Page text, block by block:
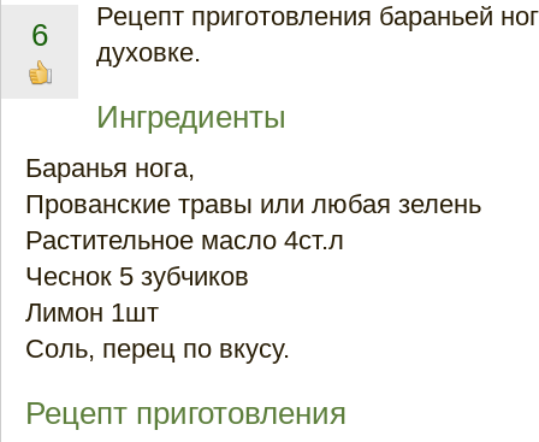
6
Рецепт приготовления бараньей
духовке.
Ингредиенты
Баранья нога,
Прованские травы или любая зелень
Растительное масло 4ст.л
Чеснок 5 зубчиков
Лимон 1шт
Соль, перец по вкусу.
Рецепт приготовления